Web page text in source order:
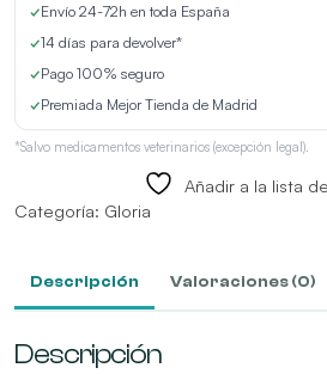
✓Envío 24-72h en toda España
✓14 días para devolver*
✓Pago 100% seguro
✓Premiada Mejor Tienda de Madrid
*Salvo medicamentos veterinarios (excepción legal).
Añadir a la lista
Categoría: Gloria
Descripción Valoraciones (0)
Descripción